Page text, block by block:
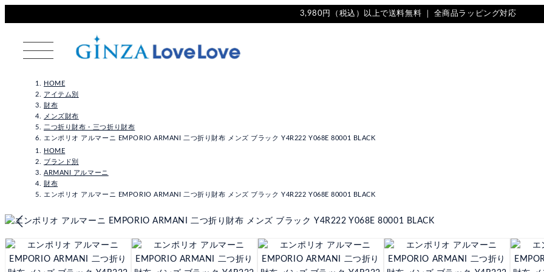
3,980円（税込）以上で送料無料 ｜ 全商品ラッピング対応
HOME
アイテム別
財布
メンズ財布
二つ折り財布・三つ折り財布
エンポリオ アルマーニ EMPORIO ARMANI 二つ折り財布 メンズ ブラック Y4R222 Y068E 80001 BLACK
HOME
ブランド別
ARMANI アルマーニ
財布
エンポリオ アルマーニ EMPORIO ARMANI 二つ折り財布 メンズ ブラック Y4R222 Y068E 80001 BLACK